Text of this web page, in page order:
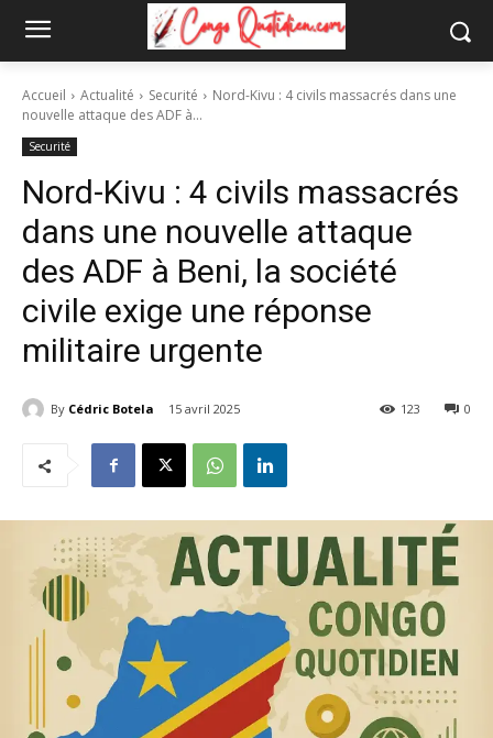
Accueil Actualité Securité
Nord-Kivu : 4 civils massacrés dans une
nouvelle attaque des ADF à...
Securité
Nord-Kivu : 4 civils massacrés
dans une nouvelle attaque
des ADF à Beni, la société
civile exige une réponse
militaire urgente
By Cédric Botela 15 avril 2025 0
123